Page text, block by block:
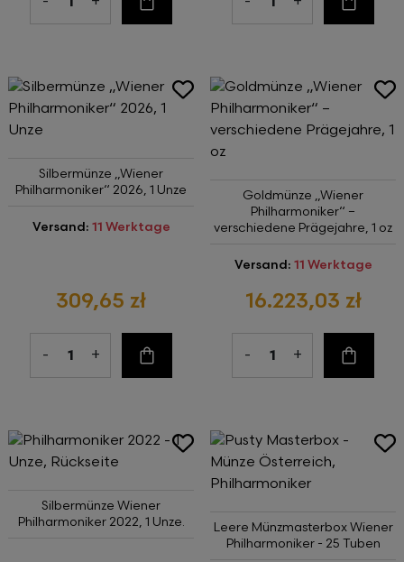
Zum Warenkorb Zum
Silbermünze „Wiener
Philharmoniker“ 2026, 1 Unze
Versand: 11 Werktage
309,65 zł
- + Zum Warenkorb
Goldmünze „Wiener
Philharmoniker“ –
verschiedene Prägejahre, 1 oz
Versand: 11 Werktage
16.223,03 zł
- + Zum
Silbermünze Wiener
Philharmoniker 2022, 1 Unze.
Leere Münzmasterbox Wiener
Philharmoniker - 25 Tuben